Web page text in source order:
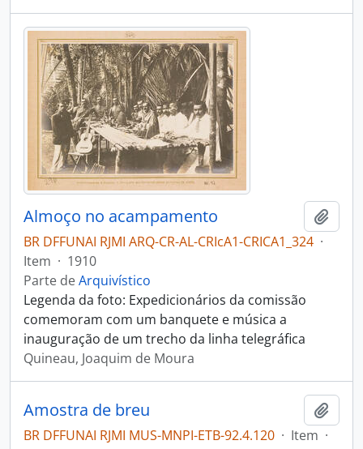
Almoço no acampamento
BR DFFUNAI RJMI ARQ-CR-AL-CRIcA1-CRICA1_324 ·
Item · 1910
Parte deArquivístico
Legenda da foto: Expedicionários da comissão
comemoram com um banquete e música a
inauguração de um trecho da linha telegráfica
Quineau, Joaquim de Moura
Amostra de breu
BR DFFUNAI RJMI MUS-MNPI-ETB-92.4.120 · Item ·